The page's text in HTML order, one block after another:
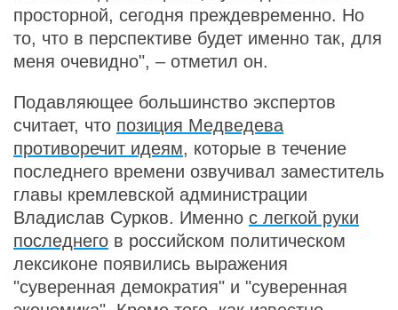
просторной, сегодня преждевременно. Но
то, что в перспективе будет именно так, для
меня очевидно", – отметил он.
Подавляющее большинство экспертов
считает, что позиция Медведева
противоречит идеям, которые в течение
последнего времени озвучивал заместитель
главы кремлевской администрации
Владислав Сурков. Именно с легкой руки
последнего в российском политическом
лексиконе появились выражения
"суверенная демократия" и "суверенная